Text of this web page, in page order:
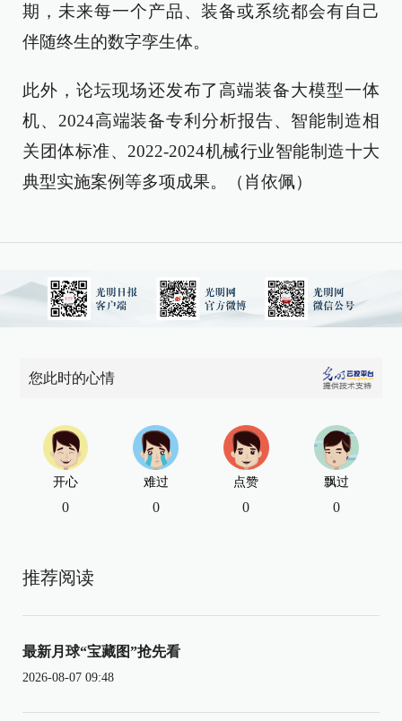
期，未来每一个产品、装备或系统都会有自己
伴随终生的数字孪生体。
此外，论坛现场还发布了高端装备大模型一体
机、2024高端装备专利分析报告、智能制造相
关团体标准、2022-2024机械行业智能制造十大
典型实施案例等多项成果。（肖依佩）
您此时的心情
开心
0
难过
0
点赞
0
飘过
0
推荐阅读
最新月球“宝藏图”抢先看
2026-08-07 09:48